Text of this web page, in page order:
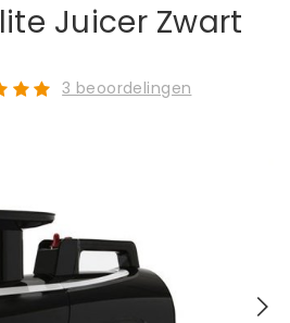
Juicer Zwart
3 beoordelingen